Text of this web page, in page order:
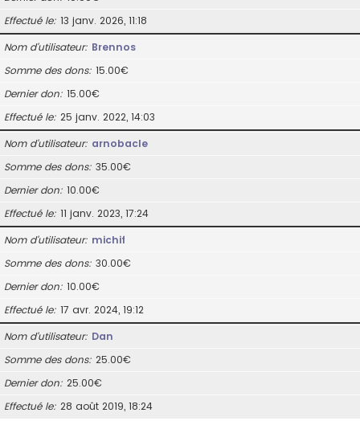
Effectué le 13 janv. 2026, 11:18
Nom d’utilisateur Brennos
Somme des dons 15.00€
Dernier don 15.00€
Effectué le 25 janv. 2022, 14:03
Nom d’utilisateur arnobacle
Somme des dons 35.00€
Dernier don 10.00€
Effectué le 11 janv. 2023, 17:24
Nom d’utilisateur michif
Somme des dons 30.00€
Dernier don 10.00€
Effectué le 17 avr. 2024, 19:12
Nom d’utilisateur Dan
Somme des dons 25.00€
Dernier don 25.00€
Effectué le 28 août 2019, 18:24